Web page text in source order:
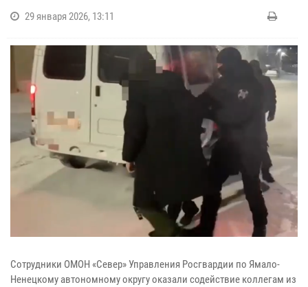
29 января 2026, 13:11
Сотрудники ОМОН «Север» Управления Росгвардии по Ямало-
Ненецкому автономному округу оказали содействие коллегам из